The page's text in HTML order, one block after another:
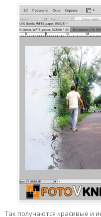
Так получаются красивые и